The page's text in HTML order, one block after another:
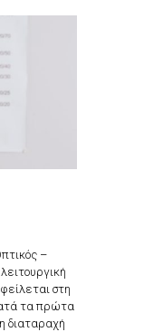
–
στη
τα πρώτα
διαταραχή